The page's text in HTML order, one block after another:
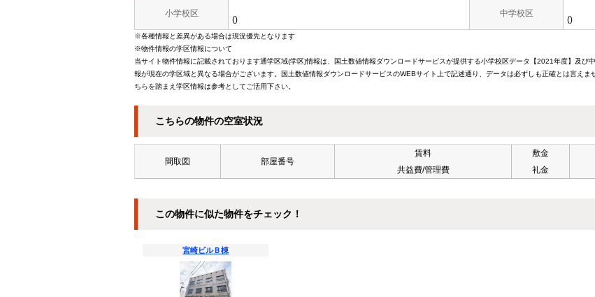
小学校区
()
中学校区
()
※各種情報と差異がある場合は現況優先となります
※物件情報の学区情報について
当サイト物件情報に記載されております通学区域(学区)情報は、国土数値情報ダウンロードサービスが提供する小学校区データ【2021年度】及
報が現在の学区域と異なる場合がございます。国土数値情報ダウンロードサービスのWEBサイト上で記述通り、データは必ずしも正確とは言え
ちらを踏まえ学区情報は参考としてご活用下さい。
こちらの物件の空室状況
間取図 部屋番号
賃料
共益費/管理費
敷金
礼金
この物件に似た物件をチェック！
宮崎ビルＢ棟